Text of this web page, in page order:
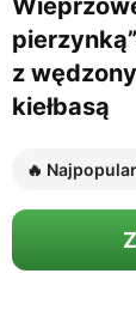
z
kiełbasą
🔥